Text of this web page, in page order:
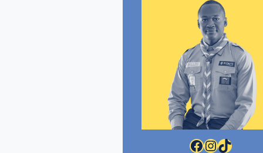
Facebook InstagramTikTok